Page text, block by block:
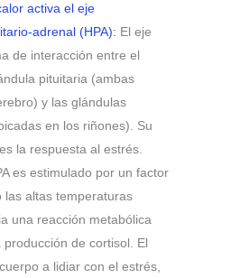
activa el eje
adrenal (HPA): El eje
de interacción entre el
pituitaria (ambas
y las glándulas
en los riñones). Su
la respuesta al estrés.
es estimulado por un factor
las altas temperaturas
una reacción metabólica
de cortisol. El
a lidiar con el estrés,